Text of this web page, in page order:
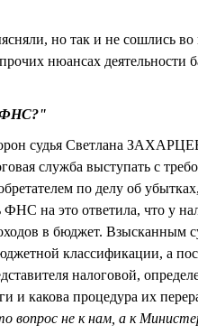
но так и не сошлись
нюансах деятельности
ФНС?"
судья Светлана
служба выступать с
по делу об
на это ответила, что у
в бюджет. Взысканным
классификации, а
налоговой,
и какова процедура их
вопрос не к нам, а к